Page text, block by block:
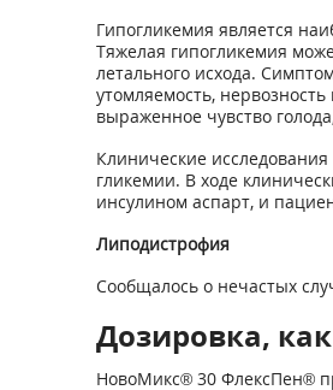
Гипогликемия является
Тяжелая гипогликемия
летального исхода.
утомляемость,
выраженное чувство
Клинические
гликемии. В ходе
инсулином аспарт, и
Липодистрофия
Сообщалось о нечастых
Дозировка,
НовоМикс® 30 ФлексПен®